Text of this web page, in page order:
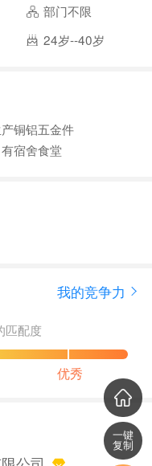
部门不限
24岁--40岁
铜铝五金件
宿舍食堂
我的竞争力
匹配度
优秀
一键
复制